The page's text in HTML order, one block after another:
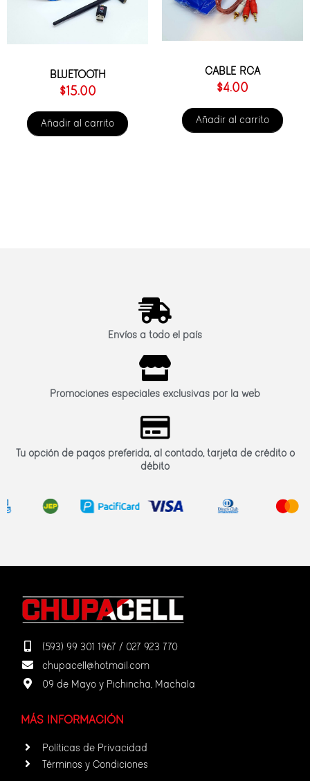
BLUETOOTH
$15.00
Añadir al carrito
CABLE RCA
$4.00
Añadir al carrito
Envíos a todo el país
Promociones especiales exclusivas por la web
Tu opción de pagos preferida, al contado, tarjeta de crédito o
débito
(593) 99 301 1967 / 027 923 770
chupacell@hotmail.com
09 de Mayo y Pichincha, Machala
MÁS INFORMACIÓN
Políticas de Privacidad
Términos y Condiciones